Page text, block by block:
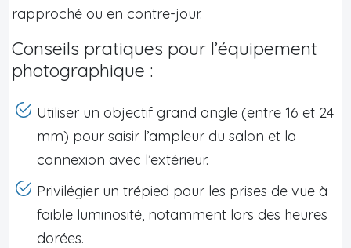
rapproché ou en contre-jour.
Conseils pratiques pour l’équipement
photographique :
Utiliser un objectif grand angle (entre 16 et 24
mm) pour saisir l’ampleur du salon et la
connexion avec l’extérieur.
Privilégier un trépied pour les prises de vue à
faible luminosité, notamment lors des heures
dorées.